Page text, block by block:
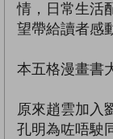
情，日常生活
望帶給讀者感
本五格漫畫書
原來趙雲加入
孔明為咗唔駛